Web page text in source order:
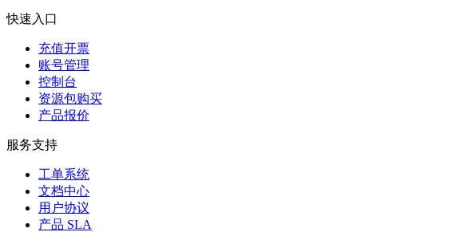
快速入口
充值开票
账号管理
控制台
资源包购买
产品报价
服务支持
工单系统
文档中心
用户协议
产品 SLA